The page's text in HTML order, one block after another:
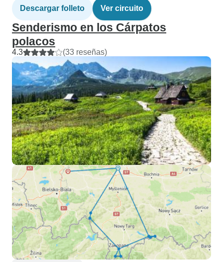
Descargar folleto Ver circuito
Senderismo en los Cárpatos
polacos
4.3 (33 reseñas)